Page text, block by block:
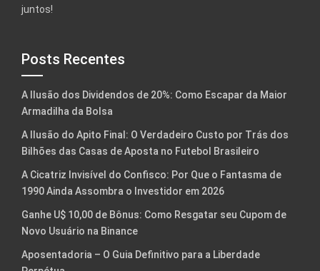
juntos!
Posts Recentes
A Ilusão dos Dividendos de 20%: Como Escapar da Maior
Armadilha da Bolsa
A Ilusão do Apito Final: O Verdadeiro Custo por Trás dos
Bilhões das Casas de Aposta no Futebol Brasileiro
A Cicatriz Invisível do Confisco: Por Que o Fantasma de
1990 Ainda Assombra o Investidor em 2026
Ganhe U$ 10,00 de Bônus: Como Resgatar seu Cupom de
Novo Usuário na Binance
Aposentadoria – O Guia Definitivo para a Liberdade